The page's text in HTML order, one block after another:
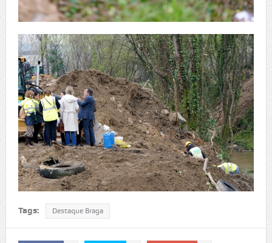
Tags: Destaque Braga